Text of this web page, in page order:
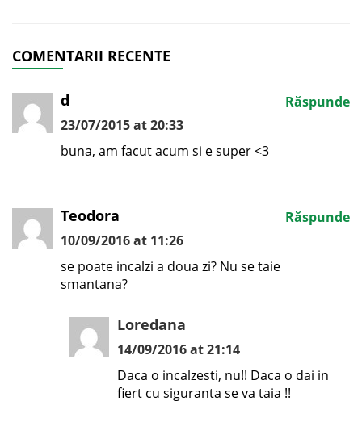
COMENTARII RECENTE
d
23/07/2015 at 20:33
buna, am facut acum si e super <3
Răspunde
Teodora
10/09/2016 at 11:26
se poate incalzi a doua zi? Nu se taie
smantana?
Răspunde
Loredana
14/09/2016 at 21:14
Daca o incalzesti, nu!! Daca o dai in
fiert cu siguranta se va taia !!